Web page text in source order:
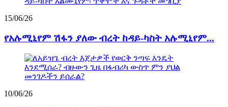
15/06/26
የአሉሚኒየም ሽፋን ያለው ብረት ከዳይ-ካስት አሉሚኒየም...
10/06/26